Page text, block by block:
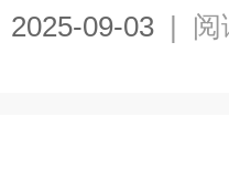
2025-09-03 | 阅